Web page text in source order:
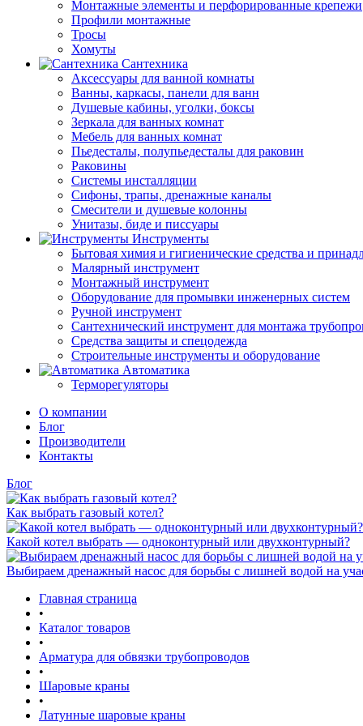
Монтажные элементы и перфорированные крепежи
Профили монтажные
Тросы
Хомуты
Сантехника
Аксессуары для ванной комнаты
Ванны, каркасы, панели для ванн
Душевые кабины, уголки, боксы
Зеркала для ванных комнат
Мебель для ванных комнат
Пьедесталы, полупьедесталы для раковин
Раковины
Системы инсталляции
Сифоны, трапы, дренажные каналы
Смесители и душевые колонны
Унитазы, биде и писсуары
Инструменты
Бытовая химия и гигиенические средства и
Малярный инструмент
Монтажный инструмент
Оборудование для промывки инженерных систем
Ручной инструмент
Сантехнический инструмент для монтажа
Средства защиты и спецодежда
Строительные инструменты и оборудование
Автоматика
Терморегуляторы
О компании
Блог
Производители
Контакты
Блог
Как выбрать газовый котел?
Какой котел выбрать — одноконтурный или двухконтурный?
Выбираем дренажный насос для борьбы с лишней водой на
Главная страница
•
Каталог товаров
•
Арматура для обвязки трубопроводов
•
Шаровые краны
•
Латунные шаровые краны